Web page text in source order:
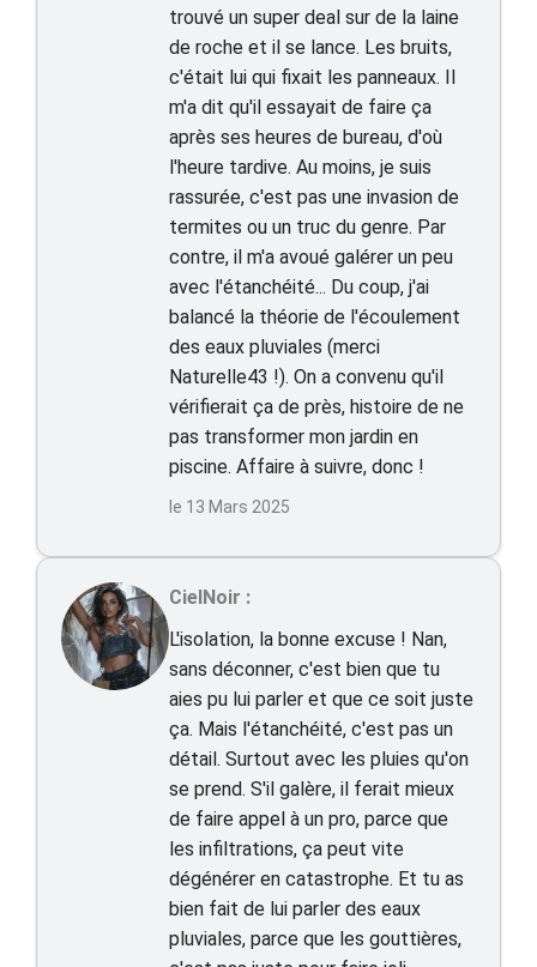
trouvé un super deal sur de la laine
de roche et il se lance. Les bruits,
c'était lui qui fixait les panneaux. Il
m'a dit qu'il essayait de faire ça
après ses heures de bureau, d'où
l'heure tardive. Au moins, je suis
rassurée, c'est pas une invasion de
termites ou un truc du genre. Par
contre, il m'a avoué galérer un peu
avec l'étanchéité... Du coup, j'ai
balancé la théorie de l'écoulement
des eaux pluviales (merci
Naturelle43 !). On a convenu qu'il
vérifierait ça de près, histoire de ne
pas transformer mon jardin en
piscine. Affaire à suivre, donc !
le 13 Mars 2025
CielNoir :
L'isolation, la bonne excuse ! Nan,
sans déconner, c'est bien que tu
aies pu lui parler et que ce soit juste
ça. Mais l'étanchéité, c'est pas un
détail. Surtout avec les pluies qu'on
se prend. S'il galère, il ferait mieux
de faire appel à un pro, parce que
les infiltrations, ça peut vite
dégénérer en catastrophe. Et tu as
bien fait de lui parler des eaux
pluviales, parce que les gouttières,